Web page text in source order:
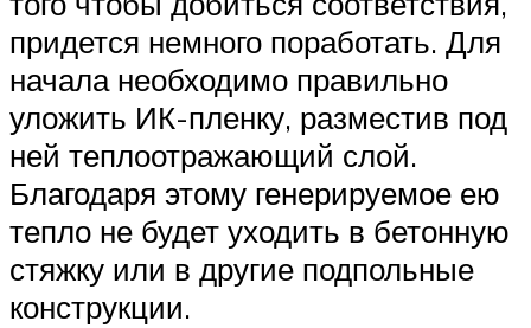
придется немного поработать. Для
начала необходимо правильно
уложить ИК-пленку, разместив под
ней теплоотражающий слой.
Благодаря этому генерируемое ею
тепло не будет уходить в бетонную
стяжку или в другие подпольные
конструкции.